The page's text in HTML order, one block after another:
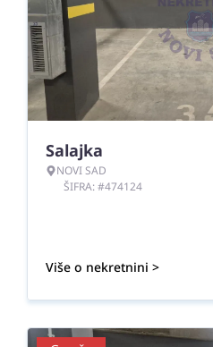
Salajka
NOVI SAD
ŠIFRA: #474124
Više o nekretnini >